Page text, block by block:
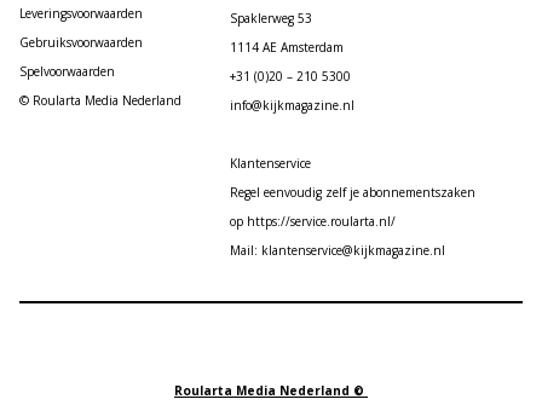
Leveringsvoorwaarden
Gebruiksvoorwaarden
Spelvoorwaarden
© Roularta Media Nederland
Spaklerweg 53
1114 AE Amsterdam
+31 (0)20 – 210 5300
info@kijkmagazine.nl
Klantenservice
Regel eenvoudig zelf je abonnementszaken
op https://service.roularta.nl/
Mail: klantenservice@kijkmagazine.nl
Roularta Media Nederland ©